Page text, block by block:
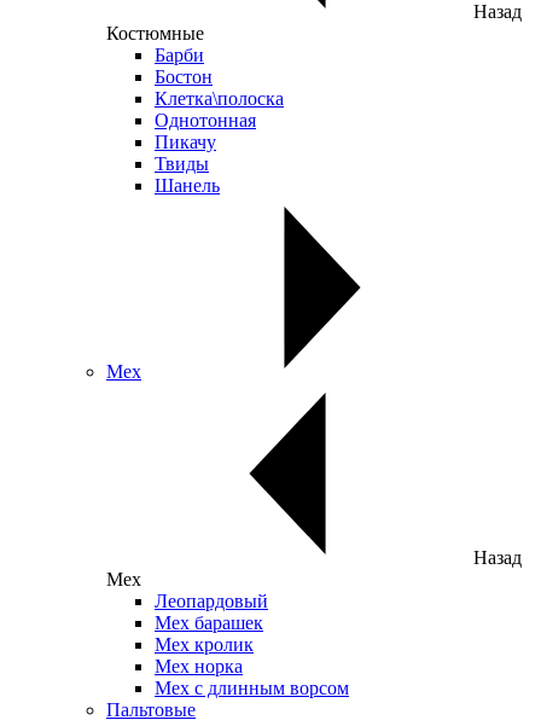
Назад
Костюмные
Барби
Бостон
Клетка\полоска
Однотонная
Пикачу
Твиды
Шанель
Мех
Назад
Мех
Леопардовый
Мех барашек
Мех кролик
Мех норка
Мех с длинным ворсом
Пальтовые